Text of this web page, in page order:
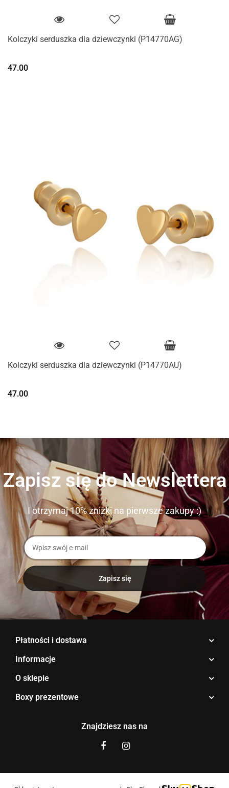
Kolczyki serduszka dla dziewczynki (P14770AG)
47.00
Kolczyki serduszka dla dziewczynki (P14770AU)
47.00
Zapisz się do Newslettera
I otrzymaj 10% zniżki na pierwsze zakupy :)
Płatności i dostawa
Informacje
O sklepie
Boxy prezentowe
Znajdziesz nas na